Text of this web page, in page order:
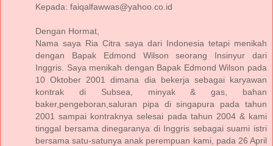
Kepada: faiqalfawwas@yahoo.co.id
Dengan Hormat,
Nama saya Ria Citra saya dari Indonesia tetapi menikah
dengan Bapak Edmond Wilson seorang Insinyur dari
Inggris. Saya menikah dengan Bapak Edmond Wilson pada
10 Oktober 2001 dimana dia bekerja sebagai karyawan
kontrak di Subsea, minyak & gas, bahan
baker,pengeboran,saluran pipa di singapura pada tahun
2001 sampai kontraknya selesai pada tahun 2004 & kami
tinggal bersama dinegaranya di Inggris sebagai suami istri
bersama satu-satunya anak perempuan kami, pada 26 April